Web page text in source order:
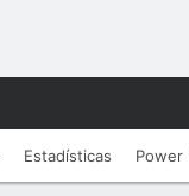
Estadí­sticas Power